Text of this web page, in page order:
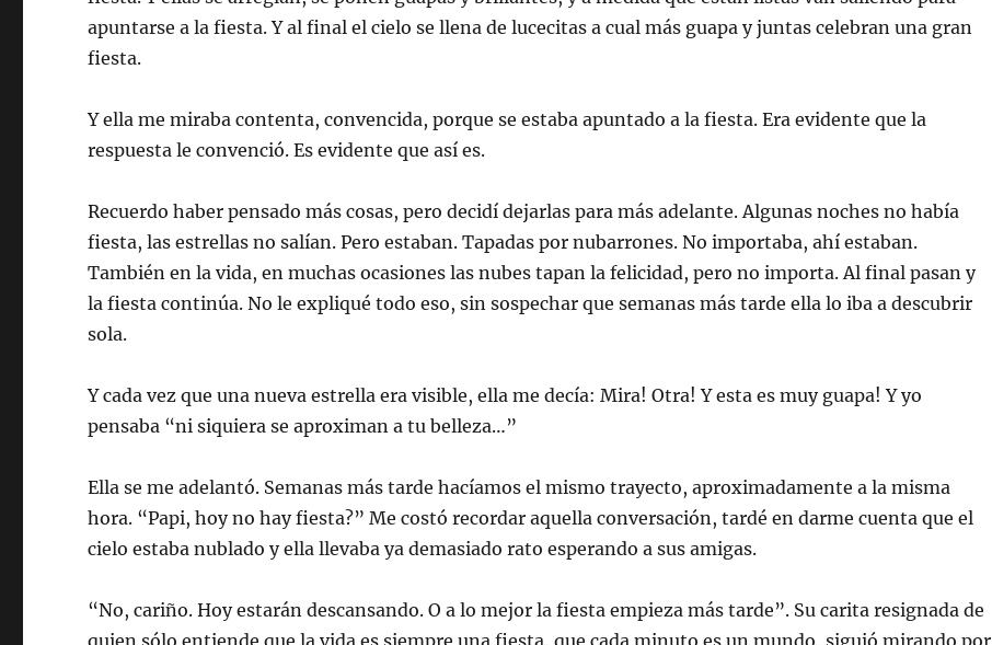
apuntarse a la fiesta. Y al final el cielo se llena de lucecitas a cual más guapa y juntas celebran una gran
fiesta.
Y ella me miraba contenta, convencida, porque se estaba apuntado a la fiesta. Era evidente que la
respuesta le convenció. Es evidente que así es.
Recuerdo haber pensado más cosas, pero decidí dejarlas para más adelante. Algunas noches no había
fiesta, las estrellas no salían. Pero estaban. Tapadas por nubarrones. No importaba, ahí estaban.
También en la vida, en muchas ocasiones las nubes tapan la felicidad, pero no importa. Al final pasan y
la fiesta continúa. No le expliqué todo eso, sin sospechar que semanas más tarde ella lo iba a descubrir
sola.
Y cada vez que una nueva estrella era visible, ella me decía: Mira! Otra! Y esta es muy guapa! Y yo
pensaba “ni siquiera se aproximan a tu belleza…”
Ella se me adelantó. Semanas más tarde hacíamos el mismo trayecto, aproximadamente a la misma
hora. “Papi, hoy no hay fiesta?” Me costó recordar aquella conversación, tardé en darme cuenta que el
cielo estaba nublado y ella llevaba ya demasiado rato esperando a sus amigas.
“No, cariño. Hoy estarán descansando. O a lo mejor la fiesta empieza más tarde”. Su carita resignada de